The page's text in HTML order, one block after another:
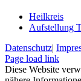
Heilkreis
Aufstellung
Datenschutz|
Facebook
Page load link
Diese Website